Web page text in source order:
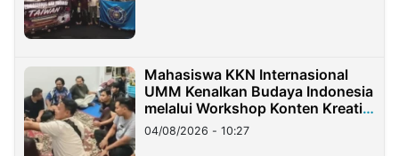
Mahasiswa KKN Internasional
UMM Kenalkan Budaya Indonesia
melalui Workshop Konten Kreatif
di Taiwan
04/08/2026 - 10:27